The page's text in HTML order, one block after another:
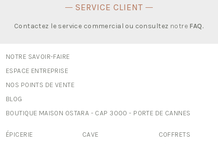
SERVICE CLIENT
Contactez le service commercial ou consultez notre FAQ.
NOTRE SAVOIR-FAIRE
ESPACE ENTREPRISE
NOS POINTS DE VENTE
BLOG
BOUTIQUE MAISON OSTARA - CAP 3000 - PORTE DE CANNES
ÉPICERIE
CAVE
COFFRETS